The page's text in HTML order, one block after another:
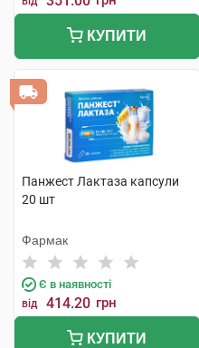
КУПИТИ
Панжест Лактаза капсули
20 шт
Фармак
Є в наявності
від 414.20 грн
КУПИТИ